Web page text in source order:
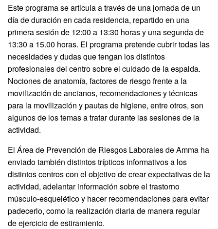
Este programa se articula a través de una jornada de un
día de duración en cada residencia, repartido en una
primera sesión de 12:00 a 13:30 horas y una segunda de
13:30 a 15.00 horas. El programa pretende cubrir todas las
necesidades y dudas que tengan los distintos
profesionales del centro sobre el cuidado de la espalda.
Nociones de anatomía, factores de riesgo frente a la
movilización de ancianos, recomendaciones y técnicas
para la movilización y pautas de higiene, entre otros, son
algunos de los temas a tratar durante las sesiones de la
actividad.
El Área de Prevención de Riesgos Laborales de Amma ha
enviado también distintos trípticos informativos a los
distintos centros con el objetivo de crear expectativas de la
actividad, adelantar información sobre el trastorno
músculo-esquelético y hacer recomendaciones para evitar
padecerlo, como la realización diaria de manera regular
de ejercicio de estiramiento.